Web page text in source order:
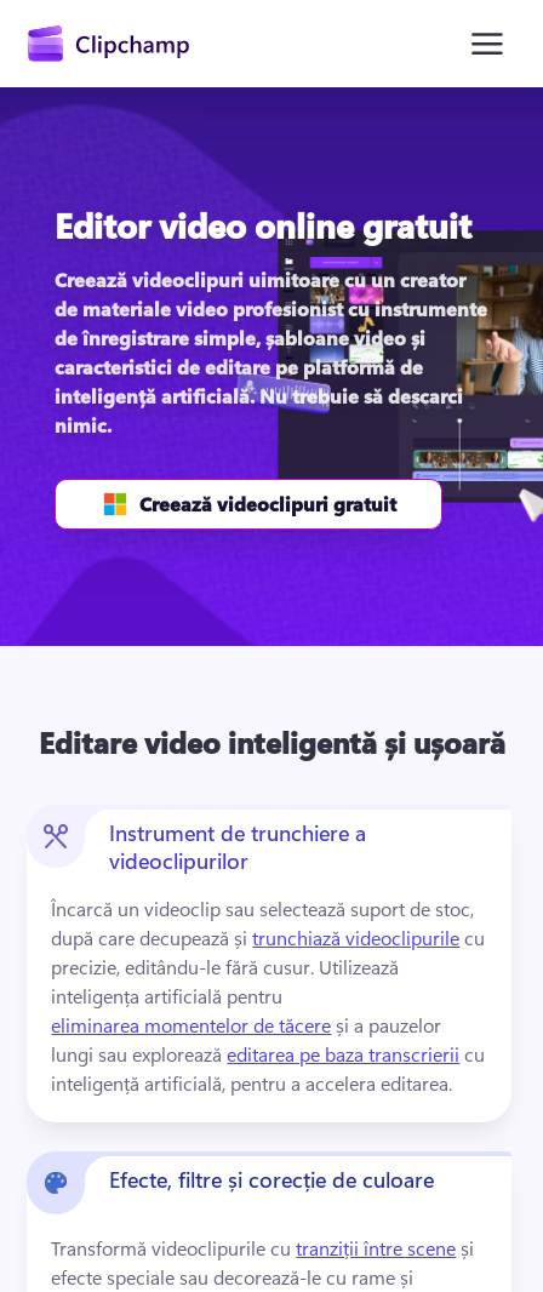
principal
Conectați-vă
Try for free
Editor video online gratuit
Creează videoclipuri uimitoare cu un creator
de materiale video profesionist cu instrumente
de înregistrare simple, șabloane video și
caracteristici de editare pe platformă de
inteligență artificială. Nu trebuie să descarci
nimic.
Creează videoclipuri gratuit
Editare video inteligentă și ușoară
Instrument de trunchiere a
videoclipurilor
Încarcă un videoclip sau selectează suport de stoc,
după care decupează și trunchiază videoclipurile cu
precizie, editându-le fără cusur. Utilizează
inteligența artificială pentru
eliminarea momentelor de tăcere și a pauzelor
lungi sau explorează editarea pe baza transcrierii cu
inteligență artificială, pentru a accelera editarea.
Efecte, filtre și corecție de culoare
Transformă videoclipurile cu tranziții între scene și
efecte speciale sau decorează-le cu rame și